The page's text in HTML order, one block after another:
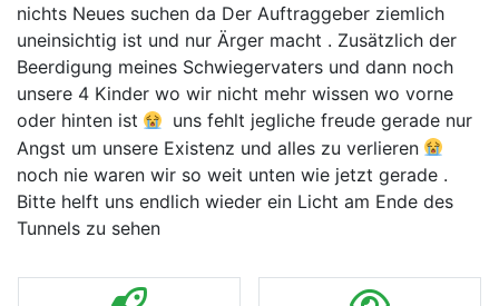
nichts Neues suchen da Der Auftraggeber ziemlich
uneinsichtig ist und nur Ärger macht . Zusätzlich der
Beerdigung meines Schwiegervaters und dann noch
unsere 4 Kinder wo wir nicht mehr wissen wo vorne
oder hinten ist
uns fehlt jegliche freude gerade nur
Angst um unsere Existenz und alles zu verlieren
noch nie waren wir so weit unten wie jetzt gerade .
Bitte helft uns endlich wieder ein Licht am Ende des
Tunnels zu sehen